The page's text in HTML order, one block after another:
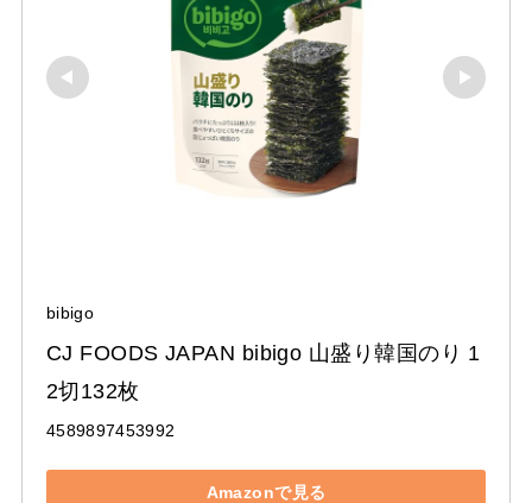
bibigo
CJ FOODS JAPAN bibigo 山盛り韓国のり 1
2切132枚
4589897453992
Amazonで見る